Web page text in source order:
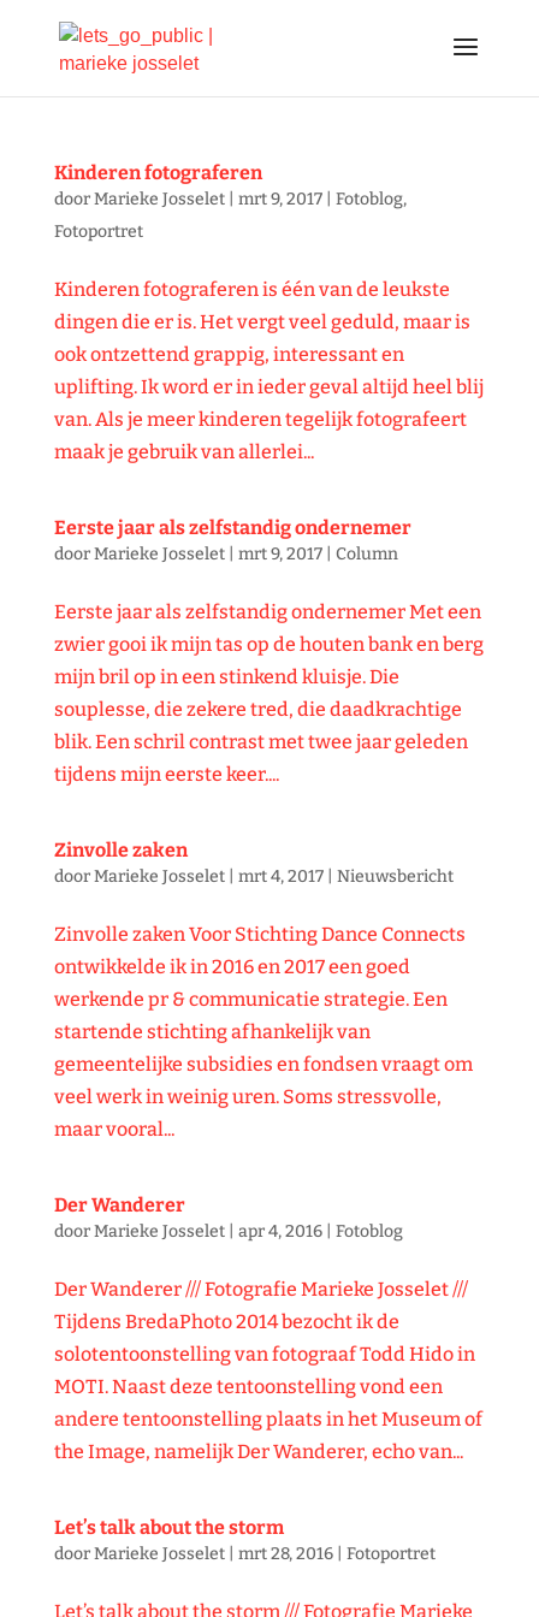
Kinderen fotograferen
doorMarieke Josselet| mrt 9, 2017| Fotoblog,
Fotoportret
Kinderen fotograferen is één van de leukste
dingen die er is. Het vergt veel geduld, maar is
ook ontzettend grappig, interessant en
uplifting. Ik word er in ieder geval altijd heel blij
van. Als je meer kinderen tegelijk fotografeert
maak je gebruik van allerlei...
Eerste jaar als zelfstandig ondernemer
doorMarieke Josselet| mrt 9, 2017| Column
Eerste jaar als zelfstandig ondernemer Met een
zwier gooi ik mijn tas op de houten bank en berg
mijn bril op in een stinkend kluisje. Die
souplesse, die zekere tred, die daadkrachtige
blik. Een schril contrast met twee jaar geleden
tijdens mijn eerste keer....
Zinvolle zaken
doorMarieke Josselet| mrt 4, 2017| Nieuwsbericht
Zinvolle zaken Voor Stichting Dance Connects
ontwikkelde ik in 2016 en 2017 een goed
werkende pr & communicatie strategie. Een
startende stichting afhankelijk van
gemeentelijke subsidies en fondsen vraagt om
veel werk in weinig uren. Soms stressvolle,
maar vooral...
Der Wanderer
doorMarieke Josselet| apr 4, 2016| Fotoblog
Der Wanderer /// Fotografie Marieke Josselet ///
Tijdens BredaPhoto 2014 bezocht ik de
solotentoonstelling van fotograaf Todd Hido in
MOTI. Naast deze tentoonstelling vond een
andere tentoonstelling plaats in het Museum of
the Image, namelijk Der Wanderer, echo van...
Let’s talk about the storm
doorMarieke Josselet| mrt 28, 2016| Fotoportret
Let’s talk about the storm /// Fotografie Marieke